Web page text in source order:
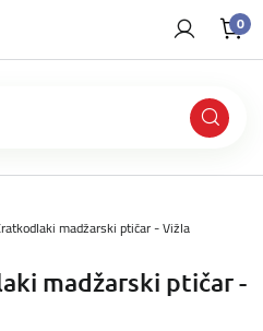
0
madžarski ptičar - Vižla
madžarski ptičar -